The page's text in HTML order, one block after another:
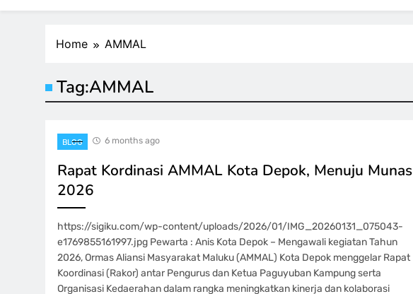
Home AMMAL
Tag:AMMAL
BLOG 6 months ago
Rapat Kordinasi AMMAL Kota Depok, Menuju Munas
2026
https://sigiku.com/wp-content/uploads/2026/01/IMG_20260131_075043-
e1769855161997.jpg Pewarta : Anis Kota Depok – Mengawali kegiatan Tahun
2026, Ormas Aliansi Masyarakat Maluku (AMMAL) Kota Depok menggelar Rapat
Koordinasi (Rakor) antar Pengurus dan Ketua Paguyuban Kampung serta
Organisasi Kedaerahan dalam rangka meningkatkan kinerja dan kolaborasi